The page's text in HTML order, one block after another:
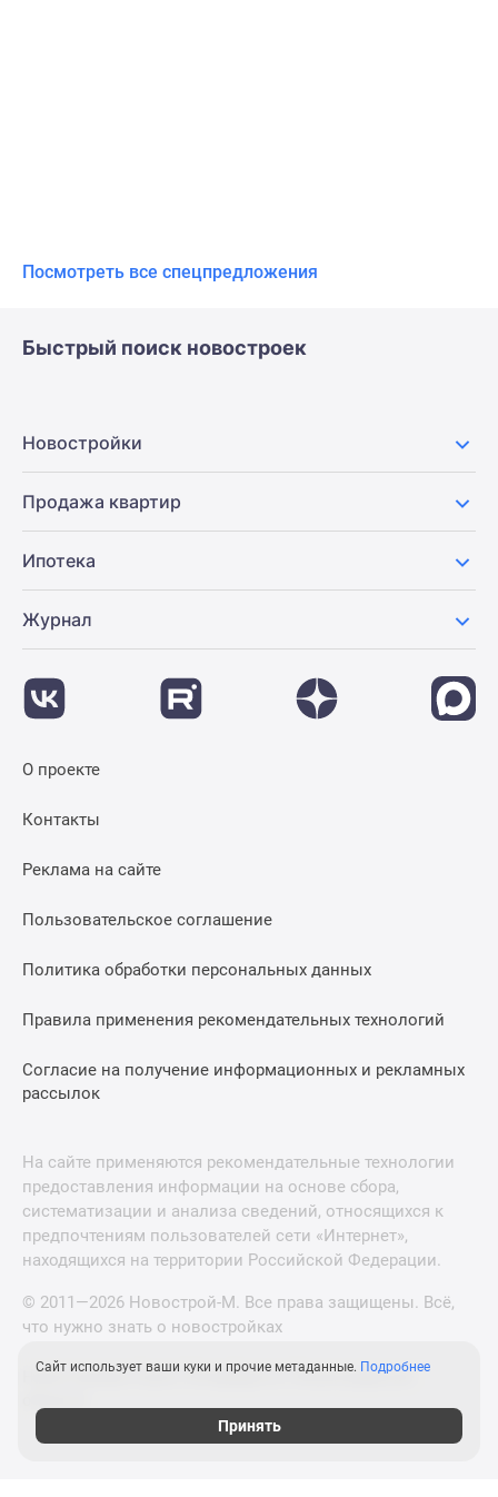
Посмотреть все спецпредложения
Быстрый поиск новостроек
Новостройки
Продажа квартир
Ипотека
Журнал
О проекте
Контакты
Реклама на сайте
Пользовательское соглашение
Политика обработки персональных данных
Правила применения рекомендательных технологий
Согласие на получение информационных и рекламных
рассылок
На сайте применяются рекомендательные технологии
предоставления информации на основе сбора,
систематизации и анализа сведений, относящихся к
предпочтениям пользователей сети «Интернет»,
находящихся на территории Российской Федерации.
© 2011—2026 Новострой-М. Все права защищены. Всё,
что нужно знать о новостройках
Новостройки Санкт-Петербурга и Ленинградской
Сайт использует ваши куки и прочие метаданные. Подробнее
Принять